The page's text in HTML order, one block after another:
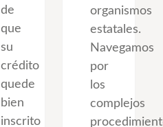
de
que
su
crédito
quede
bien
inscrito
organismos
estatales.
Navegamos
por
los
complejos